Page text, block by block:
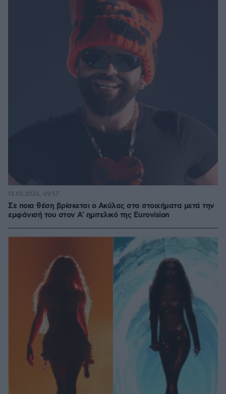
Σε ποια θέση βρίσκεται ο Ακύλας στα στοιχήματα μετά την
εμφάνισή του στον Α' ημιτελικό της Eurovision
13.05.2026, 09:57